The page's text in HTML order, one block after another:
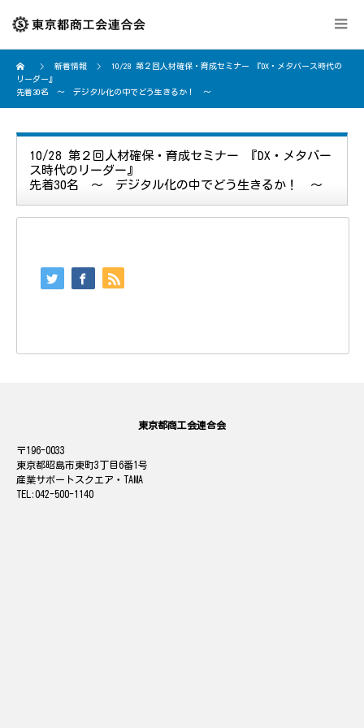
新着情報
10/28 第２回人材確保・育成セミナー 『DX・メタバース時代の
リーダー』
先着30名 ～ デジタル化の中でどう生きるか！ ～
10/28 第２回人材確保・育成セミナー 『DX・メタバー
ス時代のリーダー』
先着30名 ～ デジタル化の中でどう生きるか！ ～
東京都商工会連合会
196-0033
東京都昭島市東町3丁目6番1号
産業サポートスクエア・TAMA
042-500-1140